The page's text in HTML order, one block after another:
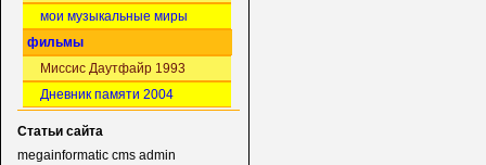
мои музыкальные миры
фильмы
Миссис Даутфайр 1993
Дневник памяти 2004
Статьи сайта
megainformatic cms admin